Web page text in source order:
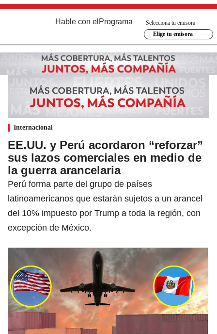
Hable con el Programa
Selecciona tu emisora
Elige tu emisora
Internacional
EE.UU. y Perú acordaron “reforzar”
sus lazos comerciales en medio de
la guerra arancelaria
Perú forma parte del grupo de países
latinoamericanos que estarán sujetos a un arancel
del 10% impuesto por Trump a toda la región, con
excepción de México.